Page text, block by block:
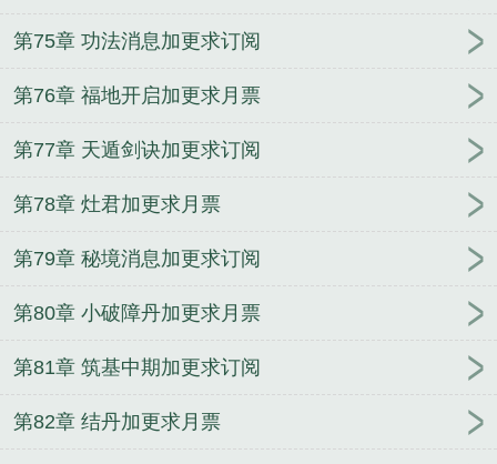
第75章 功法消息加更求订阅
第76章 福地开启加更求月票
第77章 天遁剑诀加更求订阅
第78章 灶君加更求月票
第79章 秘境消息加更求订阅
第80章 小破障丹加更求月票
第81章 筑基中期加更求订阅
第82章 结丹加更求月票